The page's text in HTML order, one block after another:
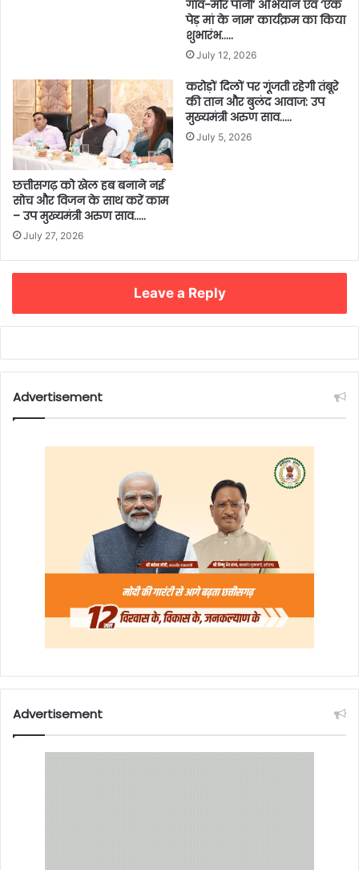
गांव-मोर पानी’ अभियान एवं ‘एक
पेड़ मां के नाम’ कार्यक्रम का किया
शुभारंभ…..
July 12, 2026
छत्तीसगढ़ को खेल हब बनाने नई
सोच और विजन के साथ करें काम
– उप मुख्यमंत्री अरुण साव…..
July 27, 2026
करोड़ों दिलों पर गूंजती रहेगी तंबूरे
की तान और बुलंद आवाज: उप
मुख्यमंत्री अरुण साव…..
July 5, 2026
Leave a Reply
Advertisement
Advertisement